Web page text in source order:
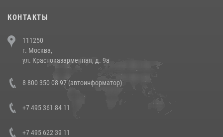
КОНТАКТЫ
111250
г. Москва,
ул. Красноказарменная, д. 9а
8 800 350 08 97 (автоинформатор)
+7 495 361 84 11
+7 495 622 39 11